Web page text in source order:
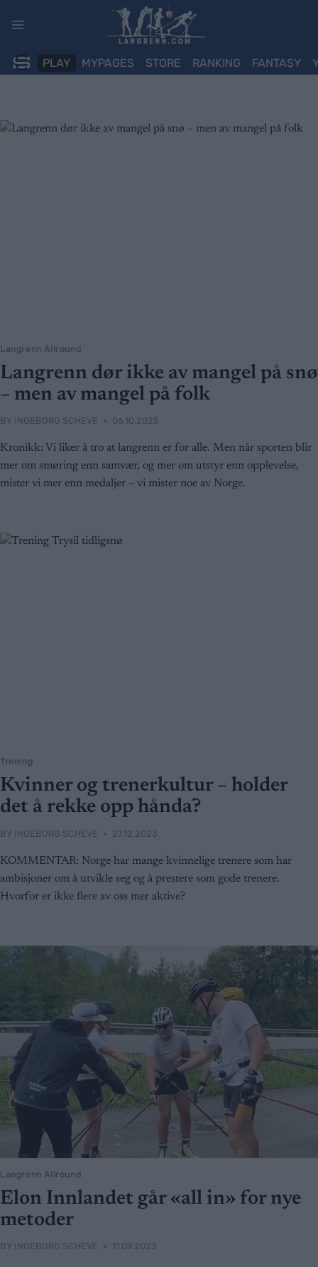
PLAY MYPAGES STORE RANKING FANTASY
Langrenn Allround
Langrenn dør ikke av mangel på snø
– men av mangel på folk
BY INGEBORG SCHEVE 06.10.2025
Kronikk: Vi liker å tro at langrenn er for alle. Men når sporten blir
mer om smøring enn samvær, og mer om utstyr enn opplevelse,
mister vi mer enn medaljer – vi mister noe av Norge.
Trening
Kvinner og trenerkultur – holder
det å rekke opp hånda?
BY INGEBORG SCHEVE 27.12.2023
KOMMENTAR: Norge har mange kvinnelige trenere som har
ambisjoner om å utvikle seg og å prestere som gode trenere.
Hvorfor er ikke flere av oss mer aktive?
Langrenn Allround
Elon Innlandet går «all in» for nye
metoder
BY INGEBORG SCHEVE 11.09.2023